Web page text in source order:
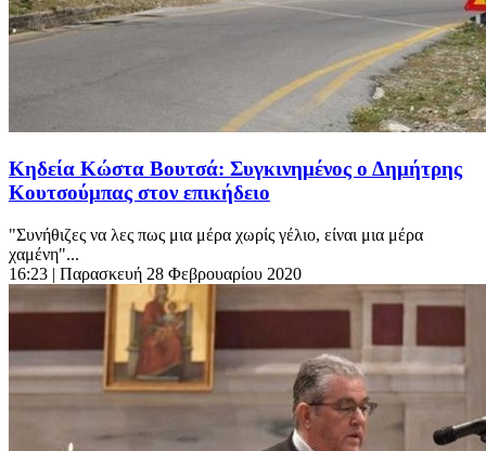
Κηδεία Κώστα Βουτσά: Συγκινημένος ο Δημήτρης
Κουτσούμπας στον επικήδειο
"Συνήθιζες να λες πως μια μέρα χωρίς γέλιο, είναι μια μέρα
χαμένη"...
16:23 | Παρασκευή 28 Φεβρουαρίου 2020